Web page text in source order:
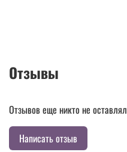
Отзывы
Отзывов еще никто не оставлял
Написать отзыв